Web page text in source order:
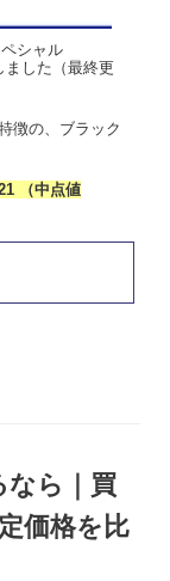
シャル
ました（最終更
徴の、ブラック
（中点値
なら｜買
価格を比